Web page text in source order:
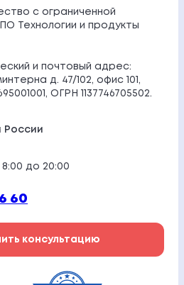
с ограниченной
Технологии и продукты
и почтовый адрес:
д. 47/102, офис 101,
ОГРН 1137746705502.
России
до 20:00
60
консультацию